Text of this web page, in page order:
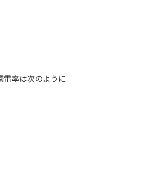
率は次のように